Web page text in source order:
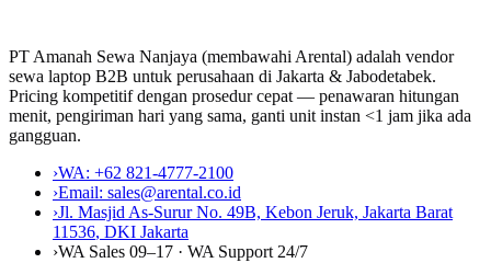
PT Amanah Sewa Nanjaya (membawahi Arental) adalah vendor
sewa laptop B2B untuk perusahaan di Jakarta & Jabodetabek.
Pricing kompetitif dengan prosedur cepat — penawaran hitungan
menit, pengiriman hari yang sama, ganti unit instan <1 jam jika ada
gangguan.
›WA: +62 821-4777-2100
›Email: sales@arental.co.id
›Jl. Masjid As-Surur No. 49B, Kebon Jeruk, Jakarta Barat
11536, DKI Jakarta
›WA Sales 09–17 · WA Support 24/7